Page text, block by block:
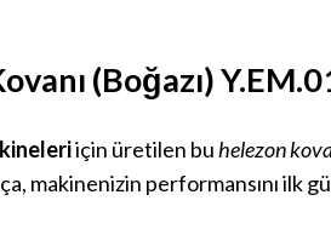
(Boğazı)
için üretilen buhelezon
makinenizin performansını ilk